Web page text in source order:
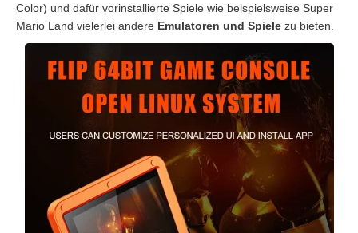
Color) und dafür vorinstallierte Spiele wie beispielsweise Super
Mario Land vielerlei andere Emulatoren und Spiele zu bieten.